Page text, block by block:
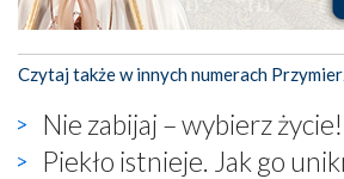
Czytaj także w innych numerach
Nie zabijaj – wybierz życie!
Piekło istnieje. Jak go